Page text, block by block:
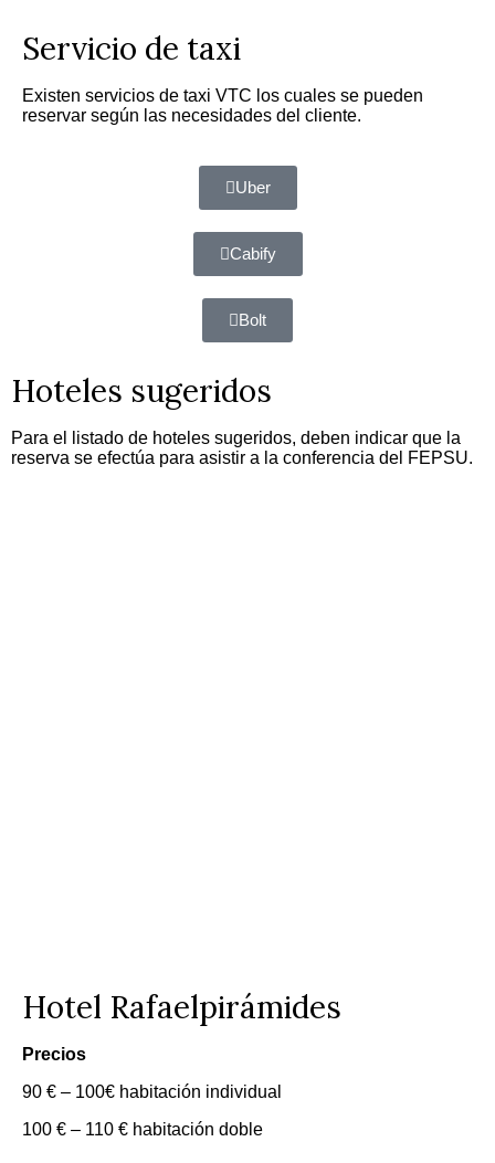
Servicio de taxi
Existen servicios de taxi VTC los cuales se pueden
reservar según las necesidades del cliente.
Uber
Cabify
Bolt
Hoteles sugeridos
Para el listado de hoteles sugeridos, deben indicar que la
reserva se efectúa para asistir a la conferencia del FEPSU.
Hotel Rafaelpirámides
Precios
90 € – 100€ habitación individual
100 € – 110 € habitación doble